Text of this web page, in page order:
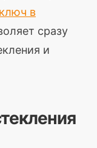
в
сразу
и